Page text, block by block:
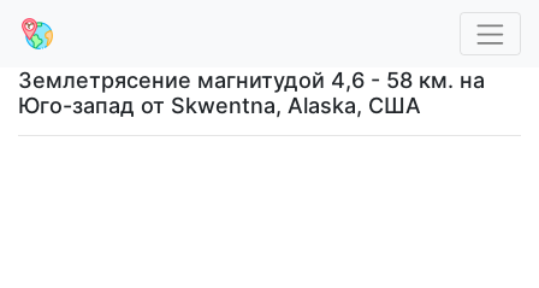
Землетрясение магнитудой 4,6 - 58 км. на
Юго-запад от Skwentna, Alaska, США